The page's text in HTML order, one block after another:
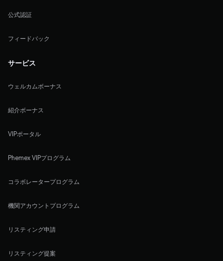
公式認証
フィードバック
サービス
ウェルカムボーナス
紹介ボーナス
VIPポータル
Phemex VIPプログラム
コラボレータープログラム
機関アカウントプログラム
リスティング申請
リスティング提案